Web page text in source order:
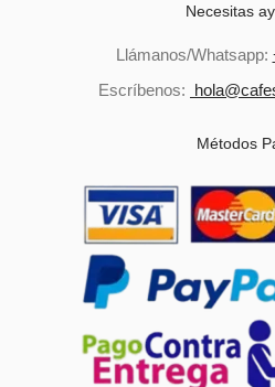
Necesitas
Llámanos/Whatsapp:
Escríbenos:
Métodos